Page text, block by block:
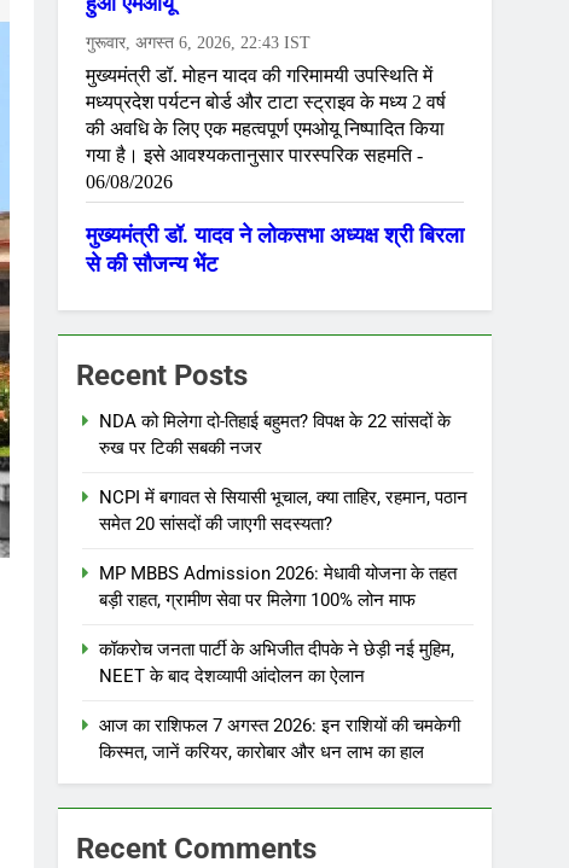
Recent Posts
NDA को मिलेगा दो-तिहाई बहुमत? विपक्ष के 22 सांसदों के
रुख पर टिकी सबकी नजर
NCPI में बगावत से सियासी भूचाल, क्या ताहिर, रहमान, पठान
समेत 20 सांसदों की जाएगी सदस्यता?
MP MBBS Admission 2026: मेधावी योजना के तहत
बड़ी राहत, ग्रामीण सेवा पर मिलेगा 100% लोन माफ
कॉकरोच जनता पार्टी के अभिजीत दीपके ने छेड़ी नई मुहिम,
NEET के बाद देशव्यापी आंदोलन का ऐलान
आज का राशिफल 7 अगस्त 2026: इन राशियों की चमकेगी
किस्मत, जानें करियर, कारोबार और धन लाभ का हाल
Recent Comments